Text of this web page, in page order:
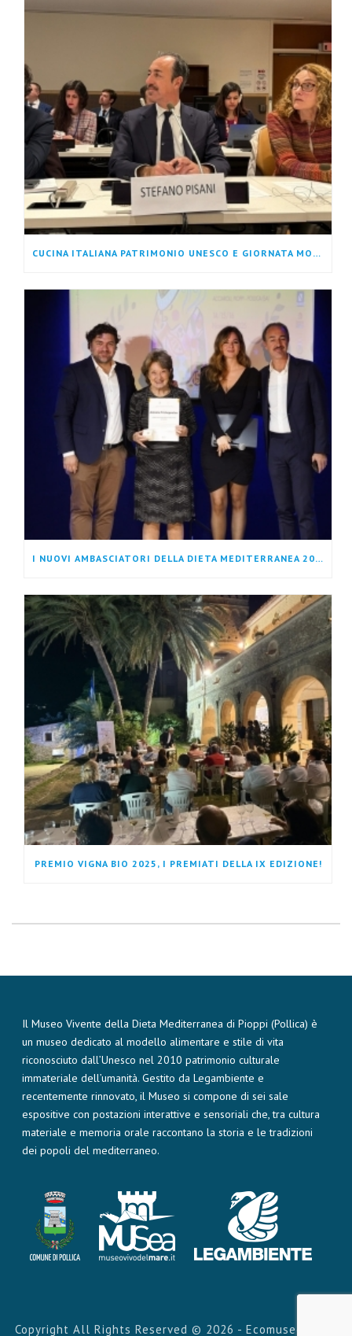
CUCINA ITALIANA PATRIMONIO UNESCO E GIORNATA MONDIALE DELLA DIETA MEDITERRANEA: UN RICONOSCIMENTO CHE GUARDA AL FUTURO
I NUOVI AMBASCIATORI DELLA DIETA MEDITERRANEA 2025: VOCI CHE PORTANO IL NOSTRO PATRIMONIO NEL MONDO
PREMIO VIGNA BIO 2025, I PREMIATI DELLA IX EDIZIONE!
Il Museo Vivente della Dieta Mediterranea di Pioppi (Pollica) è
un museo dedicato al modello alimentare e stile di vita
riconosciuto dall’Unesco nel 2010 patrimonio culturale
immateriale dell’umanità. Gestito da Legambiente e
recentemente rinnovato, il Museo si compone di sei sale
espositive con postazioni interattive e sensoriali che, tra cultura
materiale e memoria orale raccontano la storia e le tradizioni
dei popoli del mediterraneo.
Copyright All Rights Reserved © 2026 - Ecomuseo della